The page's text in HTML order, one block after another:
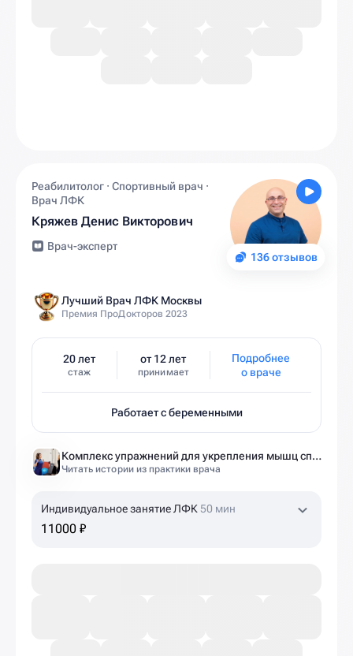
136 отзывов
Реабилитолог · Спортивный врач ·
Врач ЛФК
Кряжев Денис Викторович
Врач-эксперт
Лучший Врач ЛФК Москвы
Премия ПроДокторов 2023
20 лет
стаж
от 12 лет
принимает
Подробнее
о враче
Работает с беременными
Комплекс упражнений для укрепления мышц спины и позвоночника от экспертов Ист Клиники
Читать истории из практики врача
Индивидуальное занятие ЛФК 50 мин
11000 ₽